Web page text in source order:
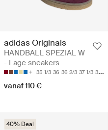
adidas Originals
HANDBALL SPEZIAL W
- Lage sneakers
35 1/3 36 36 2/3 37 1/3 38
vanaf 110 €
40% Deal